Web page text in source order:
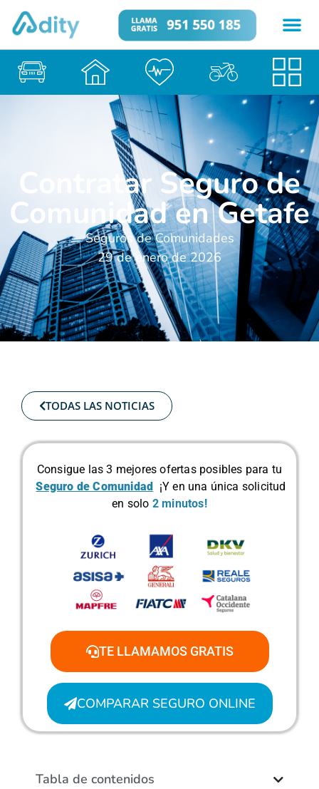
Contratar Seguro de
Comunidad en Getafe
Seguros de Comunidades
29 de enero de 2026
TODAS LAS NOTICIAS
Consigue las 3 mejores ofertas posibles para tu
Seguro de Comunidad ¡Y en una única solicitud
en solo 2 minutos!
TE LLAMAMOS GRATIS
COMPARAR SEGURO ONLINE
Tabla de contenidos